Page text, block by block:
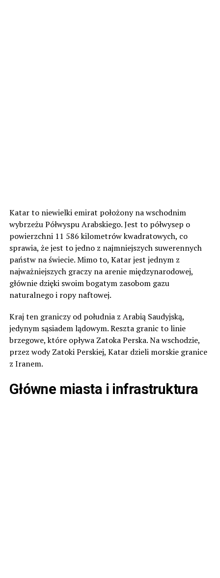
Katar to niewielki emirat położony na wschodnim
wybrzeżu Półwyspu Arabskiego. Jest to półwysep o
powierzchni 11 586 kilometrów kwadratowych, co
sprawia, że jest to jedno z najmniejszych suwerennych
państw na świecie. Mimo to, Katar jest jednym z
najważniejszych graczy na arenie międzynarodowej,
głównie dzięki swoim bogatym zasobom gazu
naturalnego i ropy naftowej.
Kraj ten graniczy od południa z Arabią Saudyjską,
jedynym sąsiadem lądowym. Reszta granic to linie
brzegowe, które opływa Zatoka Perska. Na wschodzie,
przez wody Zatoki Perskiej, Katar dzieli morskie granice
z Iranem.
Główne miasta i infrastruktura